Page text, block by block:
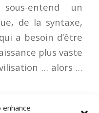
sous-entend un
de la syntaxe,
a besoin d’être
plus vaste
… alors …